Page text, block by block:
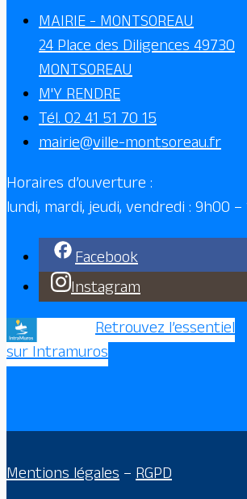
MAIRIE - MONTSOREAU
24 Place des Diligences 49730
MONTSOREAU
M'Y RENDRE
Tél. 02 41 51 70 15
mairie@ville-montsoreau.fr
Horaires d’ouverture :
lundi, mardi, jeudi, vendredi : 9h00 –
Facebook
Instagram
Retrouvez l’essentiel
sur Intramuros
Mentions légales – RGPD